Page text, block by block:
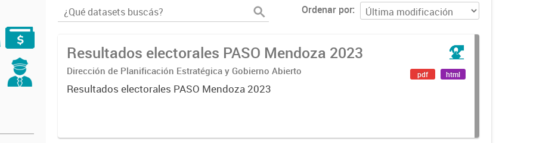
Ordenar por
Resultados electorales PASO Mendoza 2023
Dirección de Planificación Estratégica y Gobierno Abierto
Resultados electorales PASO Mendoza 2023
pdf html